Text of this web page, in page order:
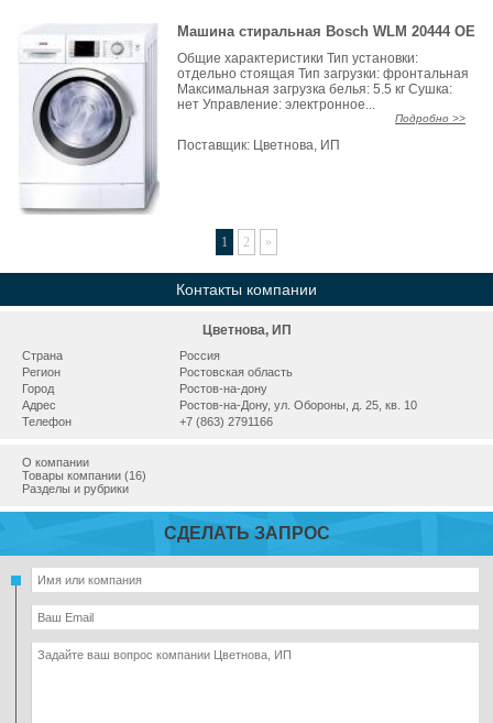
Машина стиральная Bosch WLM 20444 OE
Общие характеристики Тип установки:
отдельно стоящая Тип загрузки: фронтальная
Максимальная загрузка белья: 5.5 кг Сушка:
нет Управление: электронное...
Подробно >>
Поставщик: Цветнова, ИП
1 2 »
Контакты компании
Цветнова, ИП
Страна
Россия
Регион
Ростовская область
Город
Ростов-на-дону
Адрес
Ростов-на-Дону, ул. Обороны, д. 25, кв. 10
Телефон
+7 (863) 2791166
О компании
Товары компании (16)
Разделы и рубрики
СДЕЛАТЬ ЗАПРОС